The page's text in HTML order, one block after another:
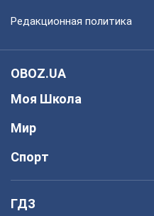
Редакционная политика
OBOZ.UA
Моя Школа
Мир
Спорт
ГДЗ